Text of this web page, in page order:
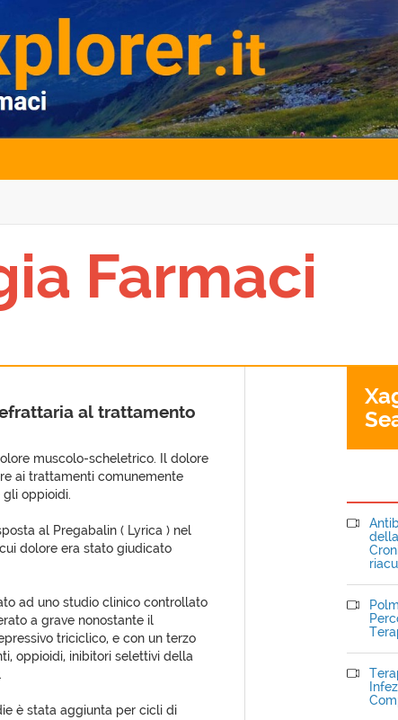
Farmaci
al trattamento
muscolo-scheletrico. Il dolore
ai trattamenti comunemente
oppioidi.
al Pregabalin ( Lyrica ) nel
dolore era stato giudicato
ad uno studio clinico controllato
a grave nonostante il
triciclico, e con un terzo
oppioidi, inibitori selettivi della
è stata aggiunta per cicli di